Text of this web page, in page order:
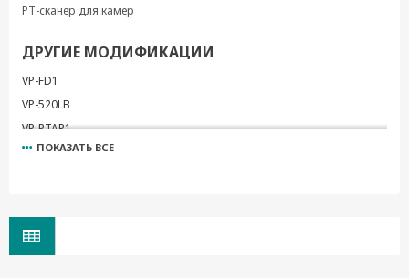
PT-сканер для камер
ДРУГИЕ МОДИФИКАЦИИ
VP-FD1
VP-520LB
VP-PTAP1
VP-PTAR1
VP-CI800
ПОКАЗАТЬ ВСЕ